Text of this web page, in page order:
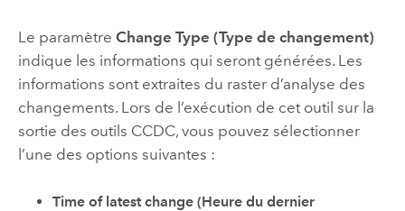
Le paramètre Change Type (Type de changement)
indique les informations qui seront générées. Les
informations sont extraites du raster d’analyse des
changements. Lors de l’exécution de cet outil sur la
sortie des outils CCDC, vous pouvez sélectionner
l’une des options suivantes :
Time of latest change (Heure du dernier